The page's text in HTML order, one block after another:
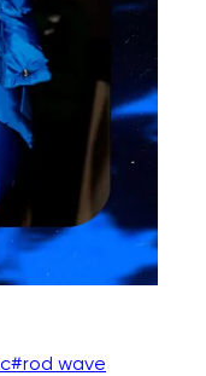
#rod wave